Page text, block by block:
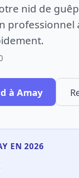
nid de
professionnel
à Amay
EN 2026